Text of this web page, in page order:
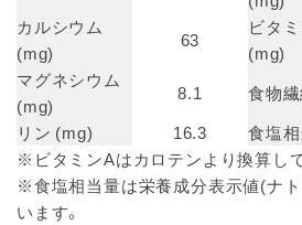
カルシウム
(mg)
63
ビタ
(mg)
マグネシウム
(mg)
8.1 食物
リン (mg)
16.3 食塩
※ビタミンAはカロテンより換算し
※食塩相当量は栄養成分表示値(ナ
います。